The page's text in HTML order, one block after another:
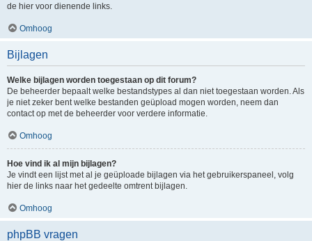
de hier voor dienende links.
Omhoog
Bijlagen
Welke bijlagen worden toegestaan op dit forum?
De beheerder bepaalt welke bestandstypes al dan niet toegestaan worden. Als
je niet zeker bent welke bestanden geüpload mogen worden, neem dan
contact op met de beheerder voor verdere informatie.
Omhoog
Hoe vind ik al mijn bijlagen?
Je vindt een lijst met al je geüploade bijlagen via het gebruikerspaneel, volg
hier de links naar het gedeelte omtrent bijlagen.
Omhoog
phpBB vragen